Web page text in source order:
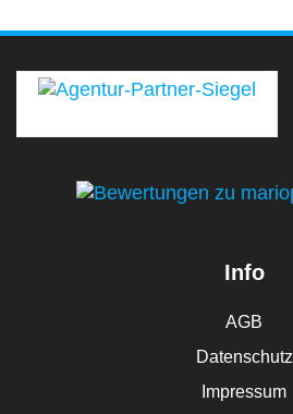
Info
AGB
Datenschutz
Impressum